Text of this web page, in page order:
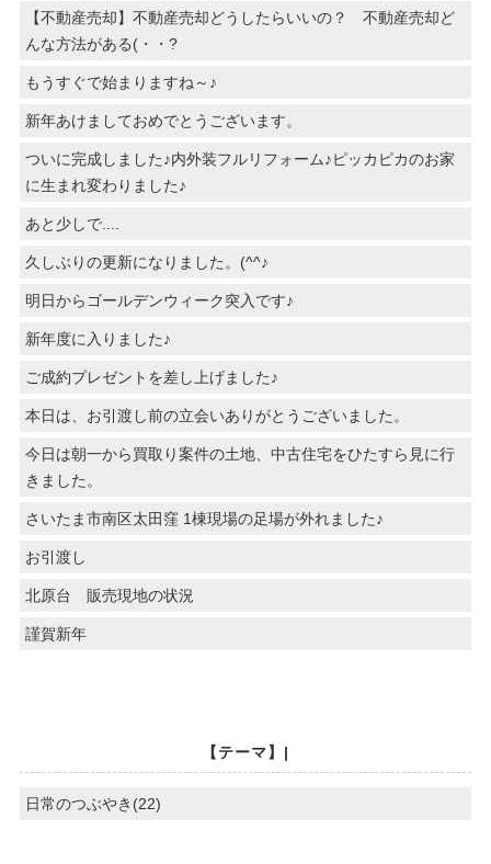
【不動産売却】不動産売却どうしたらいいの？ 不動産売却ど
んな方法がある(・・?
もうすぐで始まりますね～♪
新年あけましておめでとうございます。
ついに完成しました♪内外装フルリフォーム♪ピッカピカのお家
に生まれ変わりました♪
あと少しで....
久しぶりの更新になりました。(^^♪
明日からゴールデンウィーク突入です♪
新年度に入りました♪
ご成約プレゼントを差し上げました♪
本日は、お引渡し前の立会いありがとうございました。
今日は朝一から買取り案件の土地、中古住宅をひたすら見に行
きました。
さいたま市南区太田窪 1棟現場の足場が外れました♪
お引渡し
北原台 販売現地の状況
謹賀新年
【テーマ】|
日常のつぶやき(22)